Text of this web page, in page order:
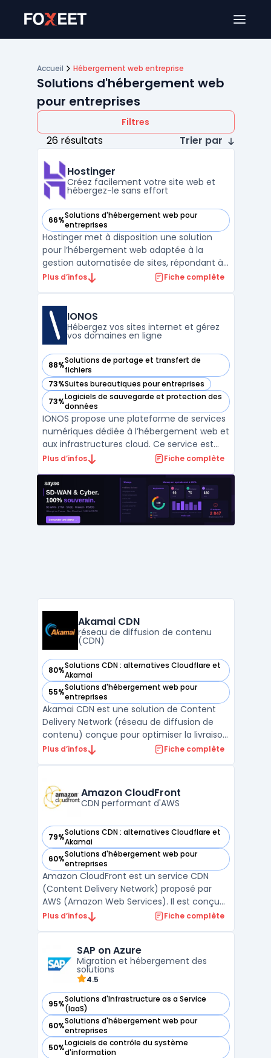
Accueil Hébergement web entreprise
Solutions d'hébergement web
pour entreprises
Filtres
26 résultats Trier par
Hostinger
Créez facilement votre site web et
hébergez-le sans effort
66%Solutions d'hébergement web pour
entreprises
— voir Hostinger dans cette catégorie
Hostinger met à disposition une solution
pour l’hébergement web adaptée à la
gestion automatisée de sites, répondant à
diverses exigences techniques
mutualisé, l’enregistrement de domaines, la
supervision de nom de domai ...
Plus d’infos Fiche complète
IONOS
Hébergez vos sites internet et gérez
vos domaines en ligne
88%Solutions de partage et transfert de
fichiers
— voir IONOS dans cette catégorie
73%Suites bureautiques pour entreprises
— voir IONOS dans cette catégorie
73%Logiciels de sauvegarde et protection des
données
— voir IONOS dans cette catégorie
IONOS propose une plateforme de services
numériques dédiée à l’hébergement web et
aux infrastructures cloud. Ce service est
destiné aux entreprises souhaitant
emails et espaces web en conformité avec
le RGPD, tout en assurant la maîtrise de
leurs données. Le ...
Plus d’infos Fiche complète
Akamai CDN
réseau de diffusion de contenu
(CDN)
80%Solutions CDN : alternatives Cloudflare et
Akamai
— voir Akamai CDN dans cette catégorie
55%Solutions d'hébergement web pour
entreprises
— voir Akamai CDN dans cette catégorie
Akamai CDN est une solution de Content
Delivery Network (réseau de diffusion de
contenu) conçue pour optimiser la livraison
de contenus en ligne, tout en garantissant
latences, augmenter la vitesse de
chargement ...
Plus d’infos Fiche complète
Amazon CloudFront
CDN performant d'AWS
79%Solutions CDN : alternatives Cloudflare et
Akamai
— voir Amazon CloudFront dans cette catégorie
60%Solutions d'hébergement web pour
entreprises
— voir Amazon CloudFront dans cette catégorie
Amazon CloudFront est un service CDN
(Content Delivery Network) proposé par
AWS (Amazon Web Services). Il est conçu
pour distribuer de manière sécurisée et à
utilisateurs du monde entier.Utilisant le
réseau mondial de ...
Plus d’infos Fiche complète
SAP on Azure
Migration et hébergement des
solutions
4.5
95%Solutions d'Infrastructure as a Service
(IaaS)
— voir SAP on Azure dans cette catégorie
60%Solutions d'hébergement web pour
entreprises
— voir SAP on Azure dans cette catégorie
50%Logiciels de contrôle du système
d'information
— voir SAP on Azure dans cette catégorie